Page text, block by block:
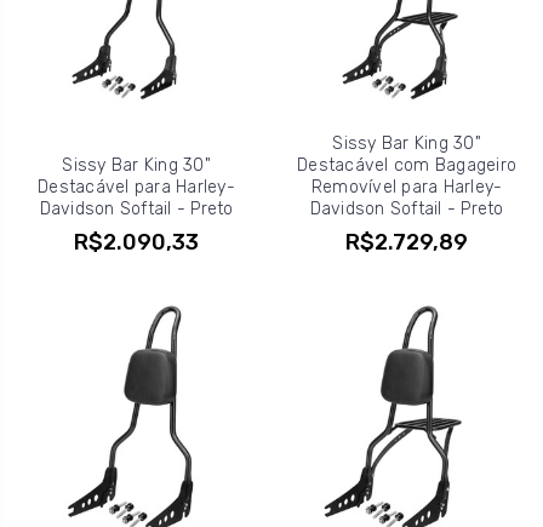
Sissy Bar King 30"
Destacável para Harley-
Davidson Softail - Preto
R$2.090,33
Sissy Bar King 30"
Destacável com Bagageiro
Removível para Harley-
Davidson Softail - Preto
R$2.729,89